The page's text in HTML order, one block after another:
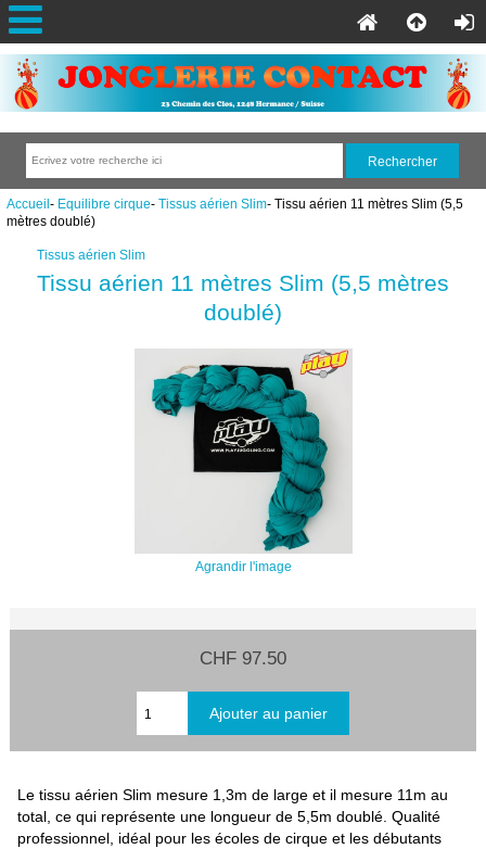
Accueil- Equilibre cirque- Tissus aérien Slim- Tissu aérien 11 mètres Slim (5,5
mètres doublé)
Tissus aérien Slim
Tissu aérien 11 mètres Slim (5,5 mètres
doublé)
Agrandir l'image
CHF 97.50
Le tissu aérien Slim mesure 1,3m de large et il mesure 11m au
total, ce qui représente une longueur de 5,5m doublé. Qualité
professionnel, idéal pour les écoles de cirque et les débutants